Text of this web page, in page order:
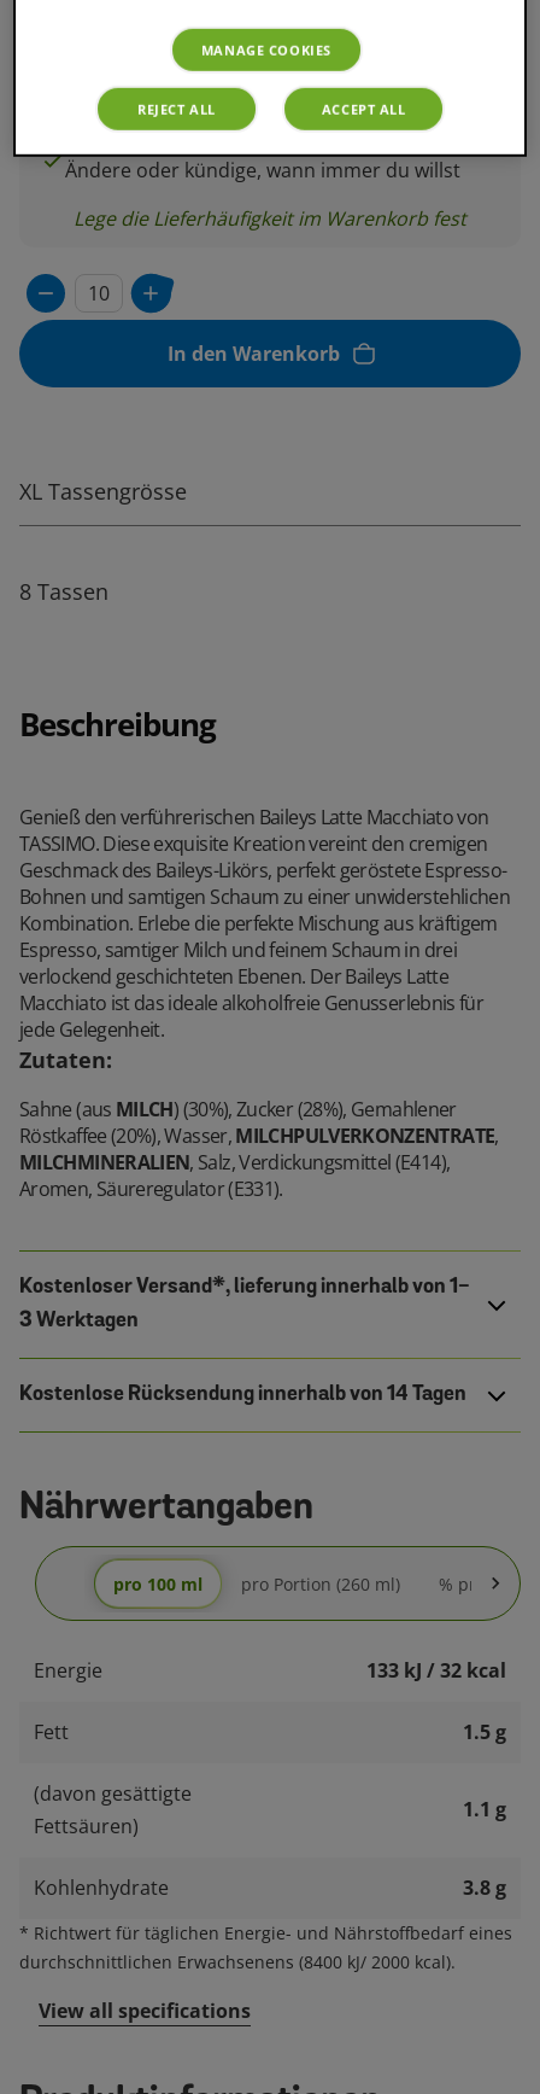
Wiederkehrender Kauf (mindestens 39€ oder
Kombinierbar mit anderen Getränken
Ändere oder kündige, wann immer du willst
Lege die Lieferhäufigkeit im Warenkorb fest
In den Warenkorb
XL Tassengrösse
8 Tassen
Beschreibung
Genieß den verführerischen Baileys Latte Macchiato von
TASSIMO. Diese exquisite Kreation vereint den cremigen
Geschmack des Baileys-Likörs, perfekt geröstete Espresso-
Bohnen und samtigen Schaum zu einer unwiderstehlichen
Kombination. Erlebe die perfekte Mischung aus kräftigem
Espresso, samtiger Milch und feinem Schaum in drei
verlockend geschichteten Ebenen. Der Baileys Latte
Macchiato ist das ideale alkoholfreie Genusserlebnis für
jede Gelegenheit.
Zutaten:
Sahne (aus MILCH) (30%), Zucker (28%), Gemahlener
Röstkaffee (20%), Wasser,MILCHPULVERKONZENTRATE,
MILCHMINERALIEN, Salz, Verdickungsmittel (E414),
Aromen, Säureregulator (E331).
Kostenloser Versand*, lieferung innerhalb von 1-
3 Werktagen
Kostenlose Rücksendung innerhalb von 14 Tagen
Nährwertangaben
pro 100 ml pro Portion (260 ml) % pro
Energie 133 kJ / 32 kcal
Fett 1.5 g
(davon gesättigte
Fettsäuren)
1.1 g
Kohlenhydrate 3.8 g
* Richtwert für täglichen Energie- und Nährstoffbedarf eines
durchschnittlichen Erwachsenens (8400 kJ/ 2000 kcal).
View all specifications
MANAGE COOKIES
REJECT ALL ACCEPT ALL